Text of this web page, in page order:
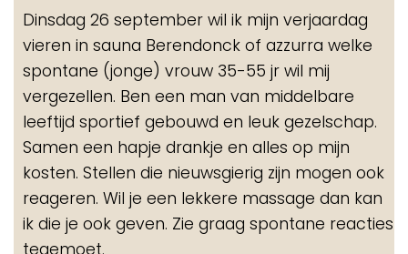
Dinsdag 26 september wil ik mijn verjaardag
vieren in sauna Berendonck of azzurra welke
spontane (jonge) vrouw 35-55 jr wil mij
vergezellen. Ben een man van middelbare
leeftijd sportief gebouwd en leuk gezelschap.
Samen een hapje drankje en alles op mijn
kosten. Stellen die nieuwsgierig zijn mogen ook
reageren. Wil je een lekkere massage dan kan
ik die je ook geven. Zie graag spontane reacties
tegemoet.